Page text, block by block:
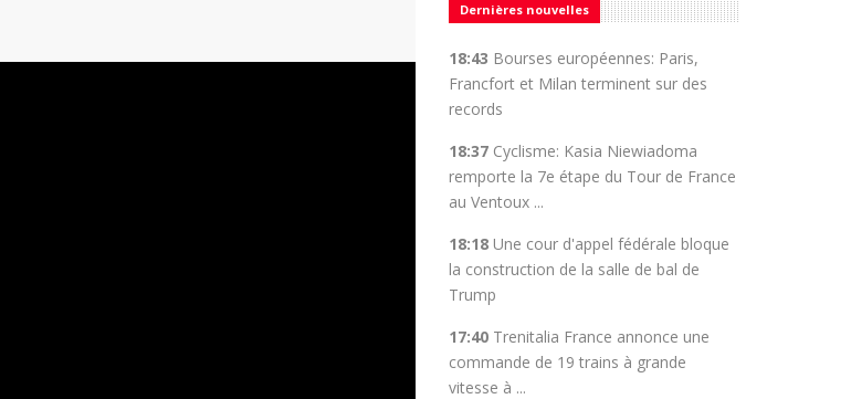
Dernières nouvelles
18:43 Bourses européennes: Paris,
Francfort et Milan terminent sur des
records
18:37 Cyclisme: Kasia Niewiadoma
remporte la 7e étape du Tour de France
au Ventoux ...
18:18 Une cour d'appel fédérale bloque
la construction de la salle de bal de
Trump
17:40 Trenitalia France annonce une
commande de 19 trains à grande
vitesse à ...